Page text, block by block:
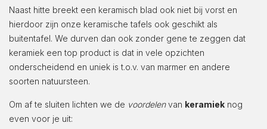
Naast hitte breekt een keramisch blad ook niet bij vorst en
hierdoor zijn onze keramische tafels ook geschikt als
buitentafel. We durven dan ook zonder gene te zeggen dat
keramiek een top product is dat in vele opzichten
onderscheidend en uniek is t.o.v. van marmer en andere
soorten natuursteen.
Om af te sluiten lichten we de voordelenvan keramiek nog
even voor je uit: